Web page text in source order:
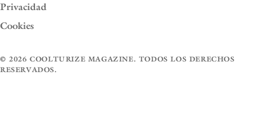
Privacidad
Cookies
© 2026 COOLTURIZE MAGAZINE. TODOS LOS DERECHOS
RESERVADOS.